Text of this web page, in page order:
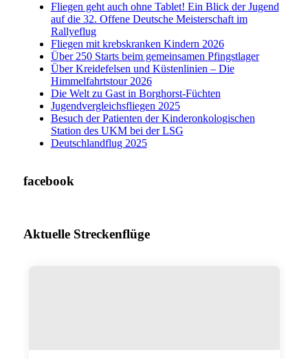
Fliegen geht auch ohne Tablet! Ein Blick der Jugend
auf die 32. Offene Deutsche Meisterschaft im
Rallyeflug
Fliegen mit krebskranken Kindern 2026
Über 250 Starts beim gemeinsamen Pfingstlager
Über Kreidefelsen und Küstenlinien – Die
Himmelfahrtstour 2026
Die Welt zu Gast in Borghorst-Füchten
Jugendvergleichsfliegen 2025
Besuch der Patienten der Kinderonkologischen
Station des UKM bei der LSG
Deutschlandflug 2025
facebook
Aktuelle Streckenflüge